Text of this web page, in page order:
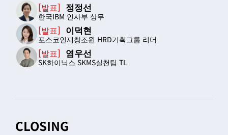
[발표] 정정선
한국IBM 인사부 상무
[발표] 이덕현
포스코인재창조원 HRD기획그룹 리더
[발표] 염우선
SK하이닉스 SKMS실천팀 TL
CLOSING